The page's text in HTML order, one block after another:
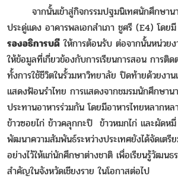
จากนั้นเข้าสู่กิจกรรมปฐมนิเทศนักศึกษาน
ประดู่แดง อาคารพลเอกสำเภา ชูศรี (E4) โดยมี
รองอธิการบดี ให้การต้อนรับ ต่อจากนั้นหน่วย
ให้ข้อมูลที่เกี่ยวข้องกับการเรียนการสอน การติ
ทั้งการใช้ชีวิตในรั้วมหาวิทยาลัย ปิดท้ายด้วยงา
แสดงฟ้อนรำไทย การแสดงจากชมรมนักศึกษา
ประทานอาหารร่วมกัน โดยมีอาหารไทยหลากห
ข้าวซอยไก่ ข้าวคลุกกะปิ ข้าวหมกไก่ และผัดห
พัฒนาความสัมพันธ์ระหว่างประเทศยังได้จัดเตรี
อย่างไว้ให้แก่นักศึกษาต่างชาติ เพื่อเรียนรู้วัฒน
สำคัญในจังหวัดเชียงราย ในโอกาสต่อไป